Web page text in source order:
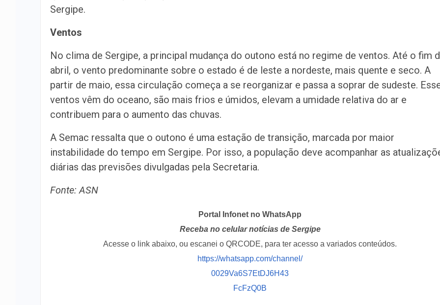
Sergipe.
Ventos
No clima de Sergipe, a principal mudança do outono está no regime de ventos. Até o fim
abril, o vento predominante sobre o estado é de leste a nordeste, mais quente e seco. A
partir de maio, essa circulação começa a se reorganizar e passa a soprar de sudeste.
ventos vêm do oceano, são mais frios e úmidos, elevam a umidade relativa do ar e
contribuem para o aumento das chuvas.
A Semac ressalta que o outono é uma estação de transição, marcada por maior
instabilidade do tempo em Sergipe. Por isso, a população deve acompanhar as
diárias das previsões divulgadas pela Secretaria.
Fonte: ASN
Portal Infonet no WhatsApp
Receba no celular notícias de Sergipe
Acesse o link abaixo, ou escanei o QRCODE, para ter acesso a variados conteúdos.
https://whatsapp.com/channel/
0029Va6S7EtDJ6H43
FcFzQ0B